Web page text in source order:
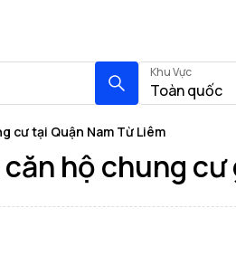
Khu Vực
Toàn quốc
cư tại Quận Nam Từ Liêm
căn hộ chung